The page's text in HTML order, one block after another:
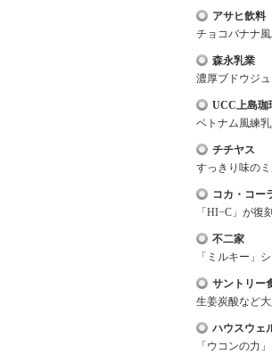
アサヒ飲料
チョコバナナ
森永乳業
濃厚ブドウジ
UCC上島珈
ベトナム風練
チチヤス
すっきり味の
コカ・コー
「HI−C」が復
不二家
「ミルキー」
サントリー
生姜炭酸など
ハウスウェ
「ウコンの力